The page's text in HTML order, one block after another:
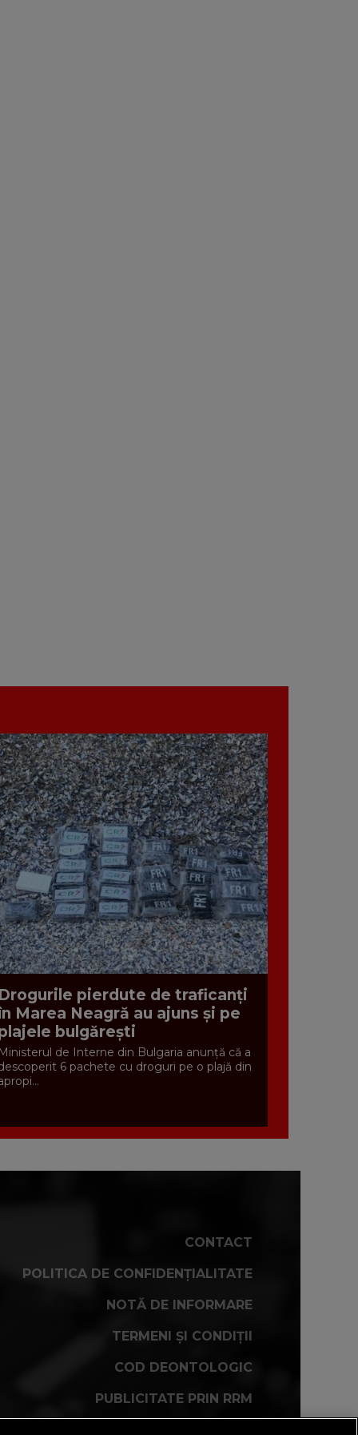
Drogurile pierdute de traficanți
Marea Neagră au ajuns și pe
bulgărești
Ministerul de Interne din Bulgaria anunță că a
6 pachete cu droguri pe o plajă din
CONTACT
POLITICA DE CONFIDENȚIALITATE
NOTĂ DE INFORMARE
TERMENI ȘI CONDIȚII
COD DEONTOLOGIC
PUBLICITATE PRIN RRM